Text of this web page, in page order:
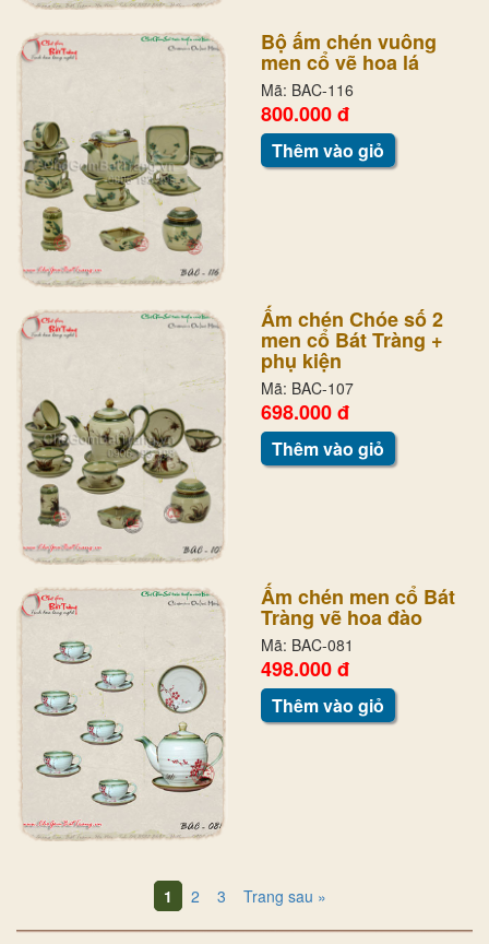
Bộ ấm chén vuông
men cổ vẽ hoa lá
Mã: BAC-116
800.000 đ
Thêm vào giỏ
Ấm chén Chóe số 2
men cổ Bát Tràng +
phụ kiện
Mã: BAC-107
698.000 đ
Thêm vào giỏ
Ấm chén men cổ Bát
Tràng vẽ hoa đào
Mã: BAC-081
498.000 đ
Thêm vào giỏ
1 2 3 Trang sau »